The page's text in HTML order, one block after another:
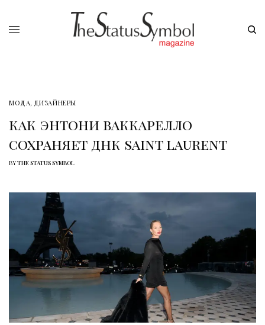
МОДА, ДИЗАЙНЕРЫ
как энтони ваккарелло
сохраняет днк saint laurent
BYTHE STATUS SYMBOL